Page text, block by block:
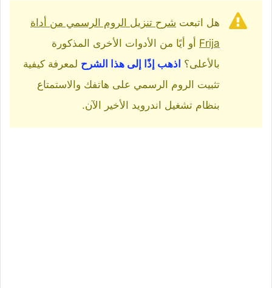
هل اتبعت شرح تنزيل الروم الرسمي من أداة
Frija أو أيًا من الأدوات الأخرى المذكورة
بالأعلى؟ اذهب إذًا إلى هذا الشرح لمعرفة كيفية
تثبيت الروم الرسمي على هاتفك والاستمتاع
بنظام تشغيل اندرويد الأخير الآن.